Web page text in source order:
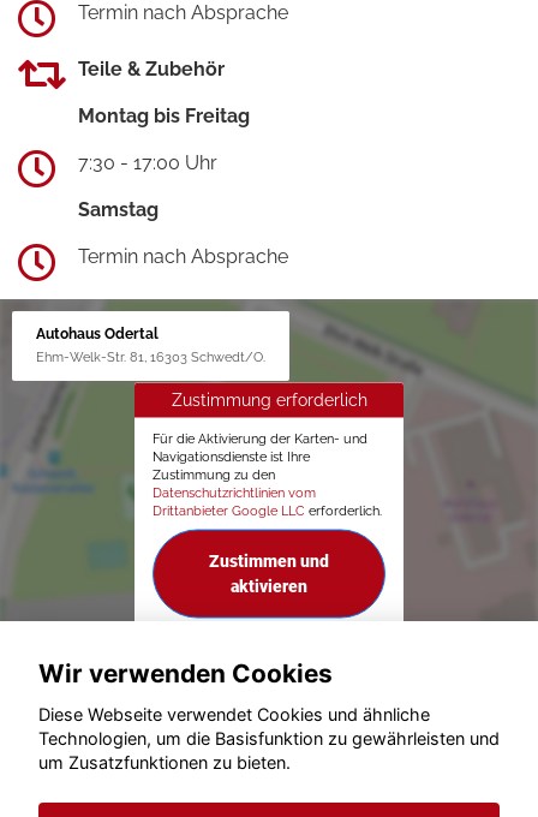
Termin nach Absprache
Teile & Zubehör
Montag bis Freitag
7:30 - 17:00 Uhr
Samstag
Termin nach Absprache
Autohaus Odertal
Ehm-Welk-Str. 81, 16303 Schwedt/O.
Zustimmung erforderlich
Für die Aktivierung der Karten- und
Navigationsdienste ist Ihre
Zustimmung zu den
Datenschutzrichtlinien vom
Drittanbieter Google LLC erforderlich.
Zustimmen und
aktivieren
© konjunkturmotor.de GmbH 2020 - 2026
Wir verwenden Cookies
Diese Webseite verwendet Cookies und ähnliche
Technologien, um die Basisfunktion zu gewährleisten und
um Zusatzfunktionen zu bieten.